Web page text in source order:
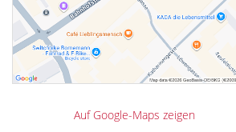
Auf Google-Maps zeigen